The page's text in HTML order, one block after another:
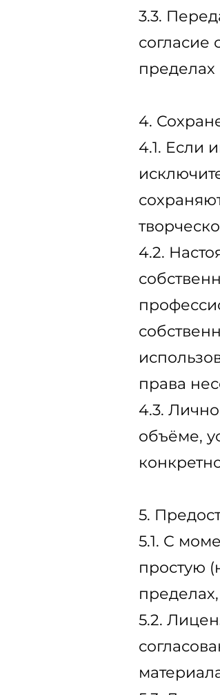
3.3.
согласие
4.
4.1. Если
4.2.
права
4.3.
объёме,
5.
5.1. С
простую
5.2.